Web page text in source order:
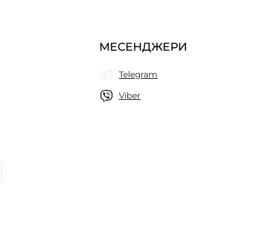
МЕСЕНДЖЕРИ
Telegram
Viber